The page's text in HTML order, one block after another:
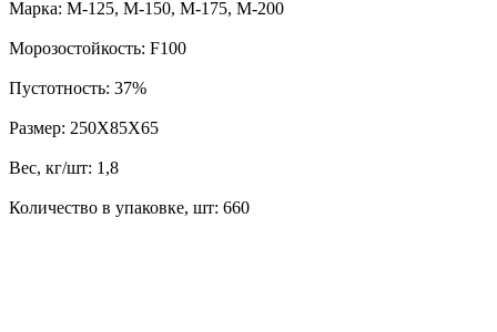
Марка: М-125, М-150, М-175, М-200
Морозостойкость: F100
Пустотность: 37%
Размер: 250Х85Х65
Вес, кг/шт: 1,8
Количество в упаковке, шт: 660